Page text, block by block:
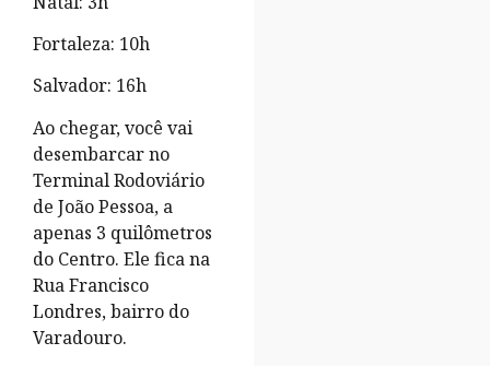
Fortaleza: 10h
Salvador: 16h
Ao chegar, você vai
desembarcar no
Terminal Rodoviário
de João Pessoa, a
apenas 3 quilômetros
do Centro. Ele fica na
Rua Francisco
Londres, bairro do
Varadouro.